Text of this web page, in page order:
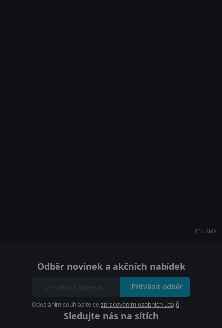
REKLAMA
Odběr novinek a akčních nabídek
Přihlásit odběr
Odesláním souhlasíte se zpracováním osobních údajů.
Sledujte nás na sítích